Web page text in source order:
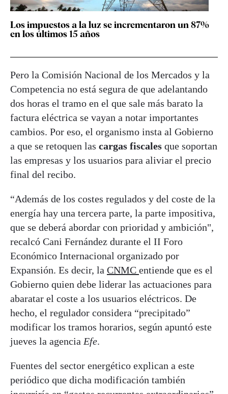
Los impuestos a la luz se incrementaron un 87%
en los últimos 15 años
Pero la Comisión Nacional de los Mercados y la
Competencia no está segura de que adelantando
dos horas el tramo en el que sale más barato la
factura eléctrica se vayan a notar importantes
cambios. Por eso, el organismo insta al Gobierno
a que se retoquen las cargas fiscales que soportan
las empresas y los usuarios para aliviar el precio
final del recibo.
“Además de los costes regulados y del coste de la
energía hay una tercera parte, la parte impositiva,
que se deberá abordar con prioridad y ambición",
recalcó Cani Fernández durante el II Foro
Económico Internacional organizado por
Expansión. Es decir, la CNMC entiende que es el
Gobierno quien debe liderar las actuaciones para
abaratar el coste a los usuarios eléctricos. De
hecho, el regulador considera “precipitado”
modificar los tramos horarios, según apuntó este
jueves la agencia Efe.
Fuentes del sector energético explican a este
periódico que dicha modificación también